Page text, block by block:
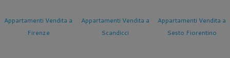
Appartamenti Vendita a
Firenze
Appartamenti Vendita a
Scandicci
Appartamenti Vendita a
Sesto Fiorentino